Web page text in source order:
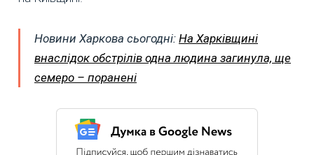
Новини Харкова сьогодні: На Харківщині
внаслідок обстрілів одна людина загинула, ще
семеро – поранені